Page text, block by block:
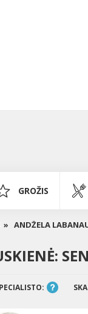
GROŽIS
» ANDŽELA